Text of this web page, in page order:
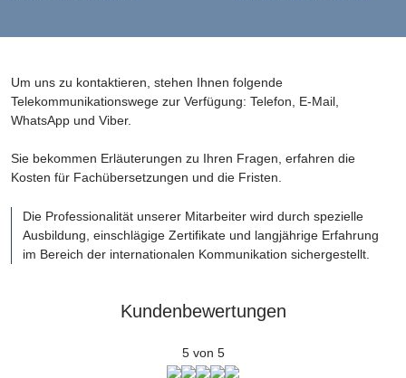
Um uns zu kontaktieren, stehen Ihnen folgende
Telekommunikationswege zur Verfügung: Telefon, E-Mail,
WhatsApp und Viber.
Sie bekommen Erläuterungen zu Ihren Fragen, erfahren die
Kosten für Fachübersetzungen und die Fristen.
Die Professionalität unserer Mitarbeiter wird durch spezielle
Ausbildung, einschlägige Zertifikate und langjährige Erfahrung
im Bereich der internationalen Kommunikation sichergestellt.
Kundenbewertungen
5 von 5